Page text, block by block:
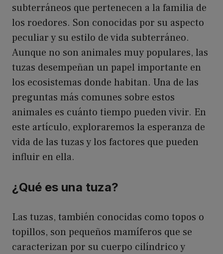
subterráneos que pertenecen a la familia de
los roedores. Son conocidas por su aspecto
peculiar y su estilo de vida subterráneo.
Aunque no son animales muy populares, las
tuzas desempeñan un papel importante en
los ecosistemas donde habitan. Una de las
preguntas más comunes sobre estos
animales es cuánto tiempo pueden vivir. En
este artículo, exploraremos la esperanza de
vida de las tuzas y los factores que pueden
influir en ella.
¿Qué es una tuza?
Las tuzas, también conocidas como topos o
topillos, son pequeños mamíferos que se
caracterizan por su cuerpo cilíndrico y